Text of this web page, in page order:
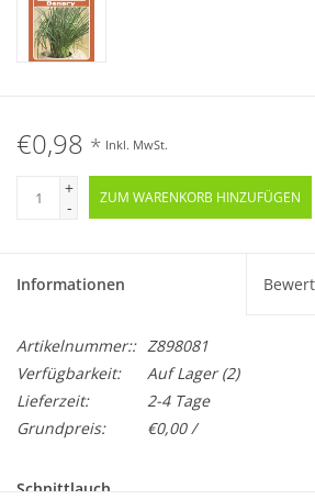
€0,98 * Inkl. MwSt.
+
-
ZUM WARENKORB HINZUFÜGEN
Informationen
Artikelnummer:: Z898081
Verfügbarkeit:
Auf Lager(2)
Lieferzeit:
2-4 Tage
Grundpreis:
€0,00 /
Schnittlauch